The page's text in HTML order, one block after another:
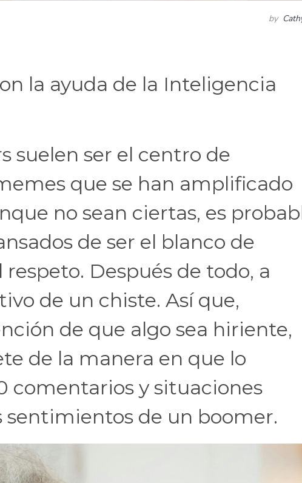
by
la ayuda de la Inteligencia
suelen ser el centro de
que se han amplificado
no sean ciertas, es
de ser el blanco de
Después de todo, a
de un chiste. Así que,
de que algo sea hiriente,
de la manera en que lo
comentarios y situaciones
de un boomer.